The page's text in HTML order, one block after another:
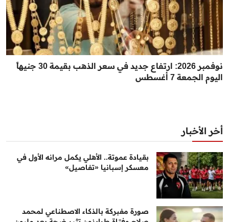
نوفمبر 2026: ارتفاع جديد في سعر الذهب بقيمة 30 جنيهاً
اليوم الجمعة 7 أغسطس
أخر الأخبار
بقيادة عموتة.. الأهلي يكمل مرانه الأول في
معسكر إسبانيا «تفاصيل»
صورة مفبركة بالذكاء الاصطناعي لمحمد